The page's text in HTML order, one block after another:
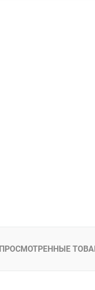
ПРОСМОТРЕННЫЕ